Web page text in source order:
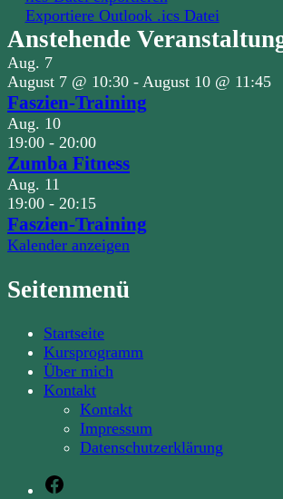
Exportiere Outlook .ics Datei
Anstehende
Aug. 7
August 7 @ 10:30 - August 10 @ 11:45
Faszien-Training
Aug. 10
19:00 - 20:00
Zumba Fitness
Aug. 11
19:00 - 20:15
Faszien-Training
Kalender anzeigen
Seitenmenü
Startseite
Kursprogramm
Über mich
Kontakt
Kontakt
Impressum
Datenschutzerklärung